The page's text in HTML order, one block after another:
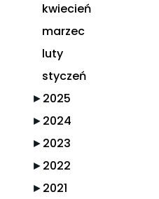
kwiecień
marzec
luty
styczeń
►2025
►2024
►2023
►2022
►2021